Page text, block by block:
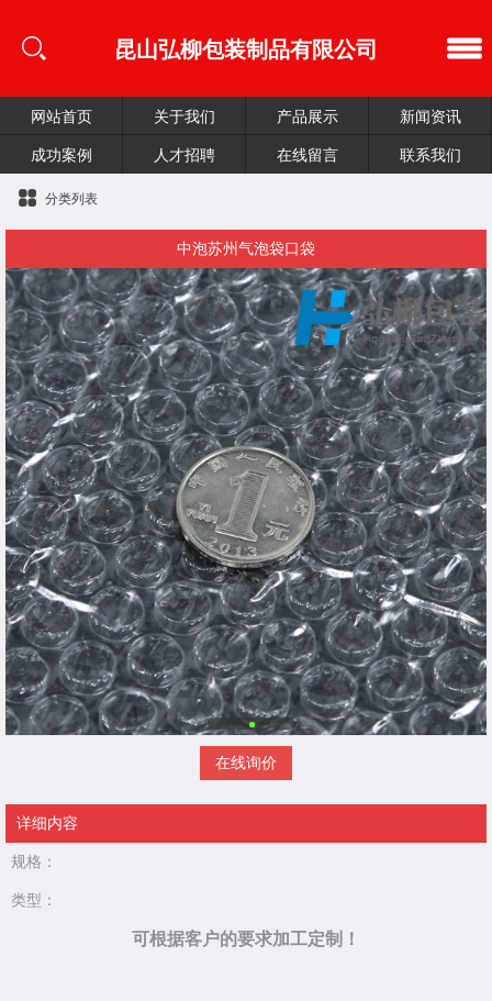
昆山弘柳包装制品有限公司
网站首页 关于我们 产品展示
新闻资讯
成功案例
人才招聘 在线留言 联系我们
分类列表
中泡苏州气泡袋口袋
在线询价
详细内容
规格：
类型：
可根据客户的要求加工定制！